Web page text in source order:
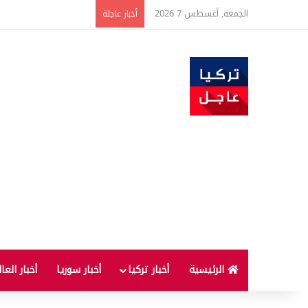
الجمعة, أغسطس 7 2026 أخبار عاجلة
الرئيسية أخبار تركيا أخبار سوريا أخبار